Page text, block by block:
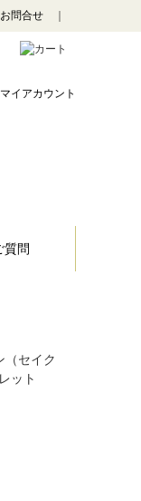
お問合せ
マイアカウント
質問
（セイク
ット